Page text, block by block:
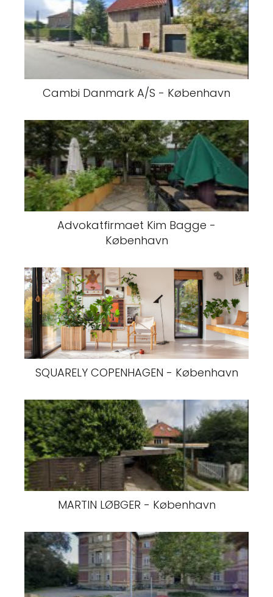
Cambi Danmark A/S - København
Advokatfirmaet Kim Bagge -
København
SQUARELY COPENHAGEN - København
MARTIN LØBGER - København